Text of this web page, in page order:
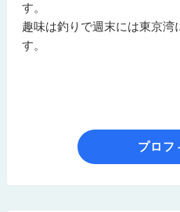
す。
趣味は釣りで週末には東京湾
す。
プロフ